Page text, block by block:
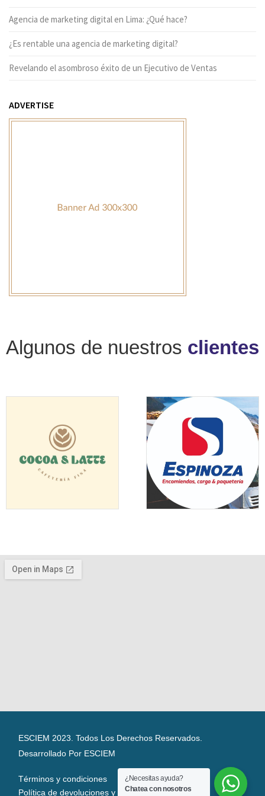
Agencia de marketing digital en Lima: ¿Qué hace?
¿Es rentable una agencia de marketing digital?
Revelando el asombroso éxito de un Ejecutivo de Ventas
ADVERTISE
Algunos de nuestros clientes
ESCIEM 2023. Todos Los Derechos Reservados.
Desarrollado Por ESCIEM
Términos y condiciones
Política de devoluciones y reembolsos
¿Necesitas ayuda?
Chatea con nosotros